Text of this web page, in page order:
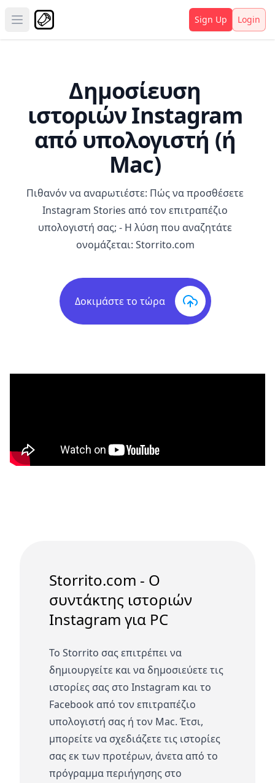
Open main menu Sign Up Login
Δημοσίευση
ιστοριών Instagram
από υπολογιστή (ή
Mac)
Πιθανόν να αναρωτιέστε: Πώς να προσθέσετε
Instagram Stories από τον επιτραπέζιο
υπολογιστή σας; - Η λύση που αναζητάτε
ονομάζεται: Storrito.com
Δοκιμάστε το τώρα
Storrito.com - Ο
συντάκτης ιστοριών
Instagram για PC
Το Storrito σας επιτρέπει να
δημιουργείτε και να δημοσιεύετε τις
ιστορίες σας στο Instagram και το
Facebook από τον επιτραπέζιο
υπολογιστή σας ή τον Mac. Έτσι,
μπορείτε να σχεδιάζετε τις ιστορίες
σας εκ των προτέρων, άνετα από το
πρόγραμμα περιήγησης στο